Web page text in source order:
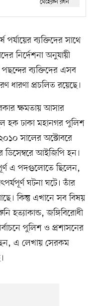
ব্যক্তিদের সাথে
নির্দেশনা অনুযায়ী
ব্যক্তিদের এসব
ধারণা প্রচলিত রয়েছে।
ক্ষমতায় আসার
হক ঢাকা মহানগর পুলিশ
সালের অক্টোবরে
আইজিপি হন।
এ পদগুলোতে ছিলেন,
ঘটনা ঘটে। তাঁর
কিন্তু এখানে সব বিষয়
জঙ্গিবিরোধী
পুলিশ ও প্রশাসনের
এ লেখায় সেরকম